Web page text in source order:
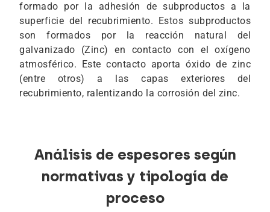
formado por la adhesión de subproductos a la
superficie del recubrimiento. Estos subproductos
son formados por la reacción natural del
galvanizado (Zinc) en contacto con el oxígeno
atmosférico. Este contacto aporta óxido de zinc
(entre otros) a las capas exteriores del
recubrimiento, ralentizando la corrosión del zinc.
Análisis de espesores según
normativas y tipología de
proceso